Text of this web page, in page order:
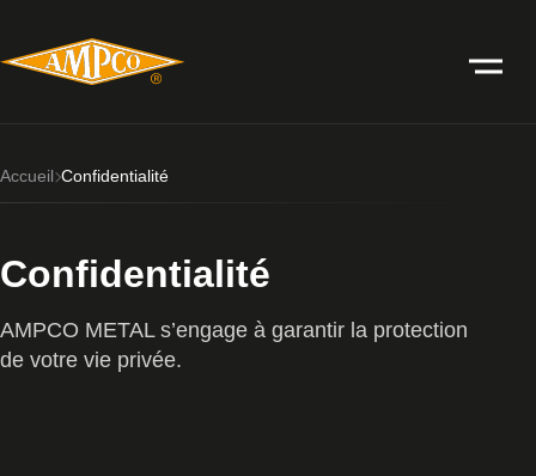
Accueil Confidentialité
Confidentialité
AMPCO METAL s’engage à garantir la protection
de votre vie privée.